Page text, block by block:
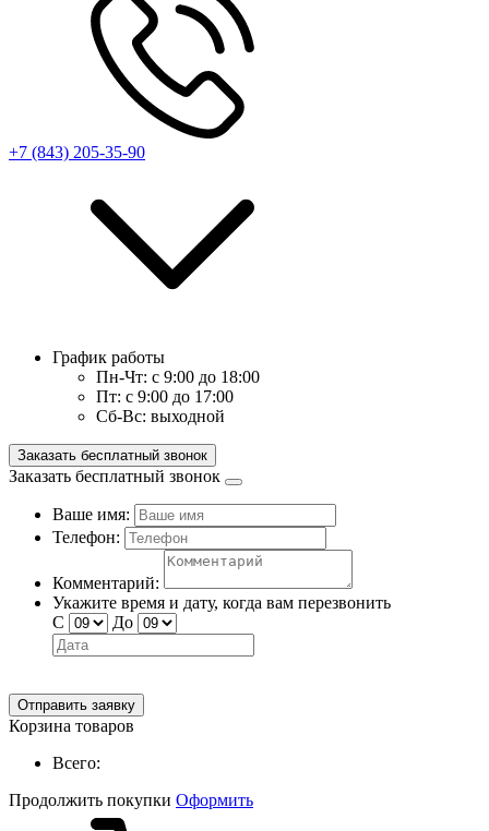
+7 (843) 205-35-90
График работы
Пн-Чт: с 9:00 до 18:00
Пт: с 9:00 до 17:00
Сб-Вс: выходной
Заказать бесплатный звонок
Заказать бесплатный звонок
Ваше имя:
Телефон:
Комментарий:
Укажите время и дату, когда вам перезвонить
С
До
Отправить заявку
Корзина товаров
Всего:
Продолжить покупки Оформить